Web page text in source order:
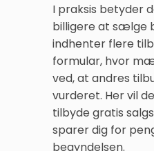
I praksis betyder
billigere at sælge
indhenter flere
formular, hvor
ved, at andres
vurderet. Her vil
tilbyde gratis
sparer dig for
begyndelsen.